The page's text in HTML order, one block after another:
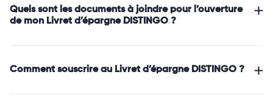
Quels sont les documents à joindre pour l’ouverture
de mon Livret d’épargne DISTINGO ?
Comment souscrire au Livret d’épargne DISTINGO ?